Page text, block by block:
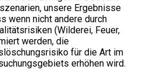
unsere Ergebnisse
wenn nicht andere durch
(Wilderei, Feuer,
werden, die
für die Art im
erhöhen wird.